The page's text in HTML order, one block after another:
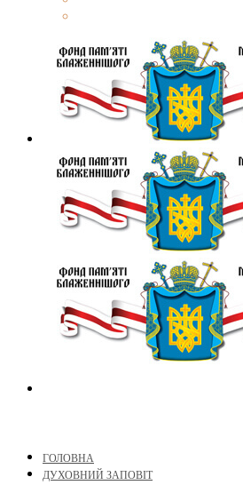
ГОЛОВНА
ДУХОВНИЙ ЗАПОВІТ